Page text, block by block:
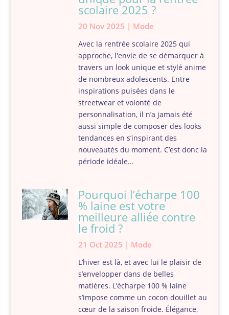
scolaire 2025 ?
20 Nov 2025 | Mode
Avec la rentrée scolaire 2025 qui
approche, l'envie de se démarquer à
travers un look unique et stylé anime
de nombreux adolescents. Entre
inspirations puisées dans le
streetwear et volonté de
personnalisation, il n’a jamais été
aussi simple de composer des looks
tendances en s’inspirant des
nouveautés du moment. C’est donc la
période idéale...
Pourquoi l’écharpe 100
% laine est votre
meilleure alliée contre
le froid ?
21 Oct 2025 | Mode
L’hiver est là, et avec lui le plaisir de
s’envelopper dans de belles
matières. L’écharpe 100 % laine
s’impose comme un cocon douillet au
cœur de la saison froide. Élégance,